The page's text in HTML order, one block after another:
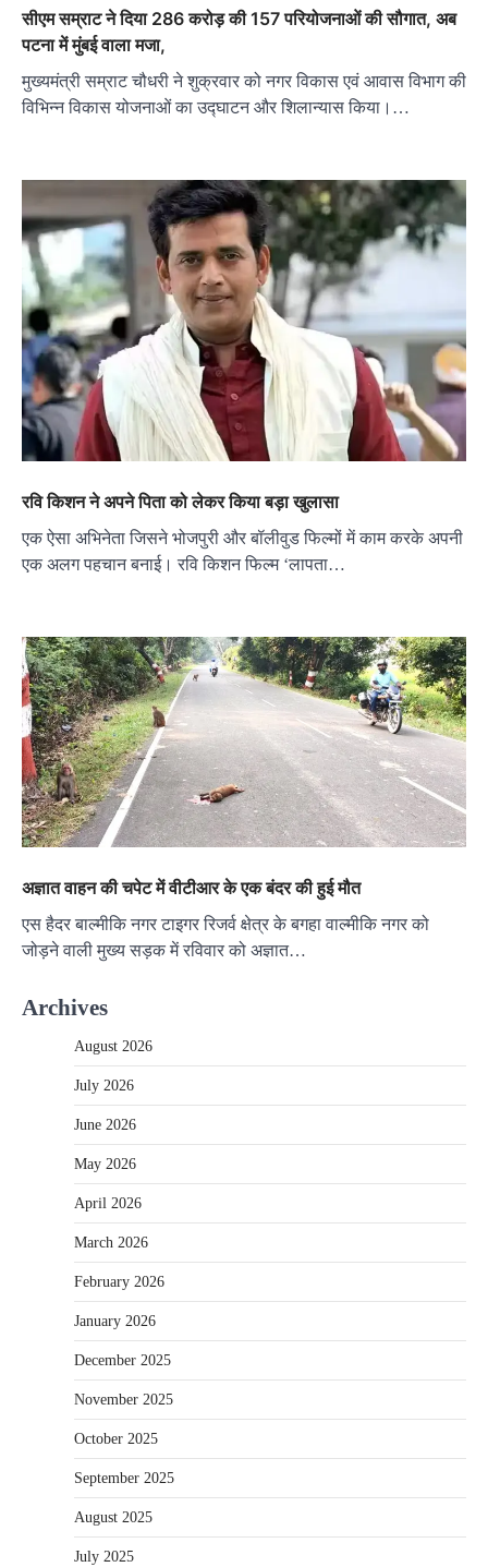
सीएम सम्राट ने दिया 286 करोड़ की 157 परियोजनाओं की सौगात, अब
पटना में मुंबई वाला मजा,
मुख्यमंत्री सम्राट चौधरी ने शुक्रवार को नगर विकास एवं आवास विभाग की
विभिन्न विकास योजनाओं का उद्घाटन और शिलान्यास किया।…
रवि किशन ने अपने पिता को लेकर किया बड़ा खुलासा
एक ऐसा अभिनेता जिसने भोजपुरी और बॉलीवुड फिल्मों में काम करके अपनी
एक अलग पहचान बनाई। रवि किशन फिल्म ‘लापता…
अज्ञात वाहन की चपेट में वीटीआर के एक बंदर की हुई मौत
एस हैदर बाल्मीकि नगर टाइगर रिजर्व क्षेत्र के बगहा वाल्मीकि नगर को
जोड़ने वाली मुख्य सड़क में रविवार को अज्ञात…
Archives
August 2026
July 2026
June 2026
May 2026
April 2026
March 2026
February 2026
January 2026
December 2025
November 2025
October 2025
September 2025
August 2025
July 2025